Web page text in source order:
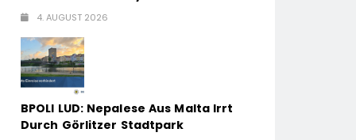
4. AUGUST 2026
BPOLI LUD: Nepalese Aus Malta Irrt
Durch Görlitzer Stadtpark